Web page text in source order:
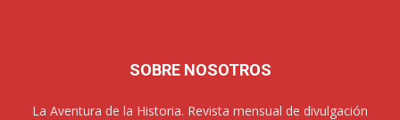
SOBRE NOSOTROS
La Aventura de la Historia. Revista mensual de divulgación